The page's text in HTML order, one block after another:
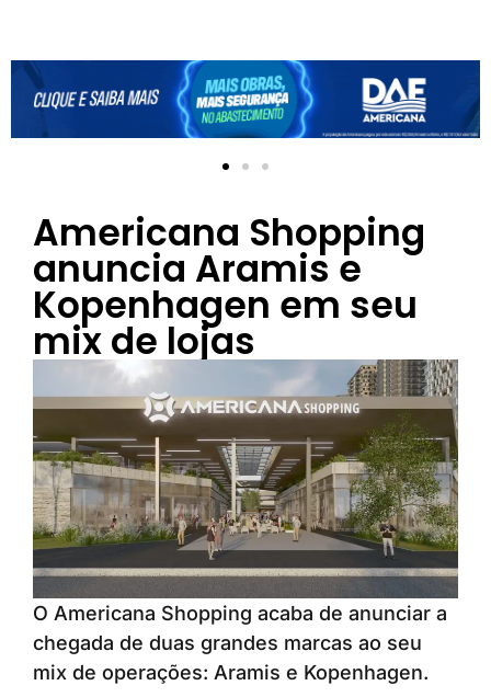
Americana Shopping
anuncia Aramis e
Kopenhagen em seu
mix de lojas
O Americana Shopping acaba de anunciar a
chegada de duas grandes marcas ao seu
mix de operações: Aramis e Kopenhagen.